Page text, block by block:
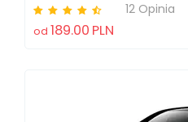
12 Opinia
od 189.00 PLN